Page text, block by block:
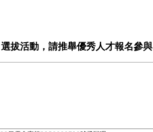
拔活動，請推舉優秀人才報名參與